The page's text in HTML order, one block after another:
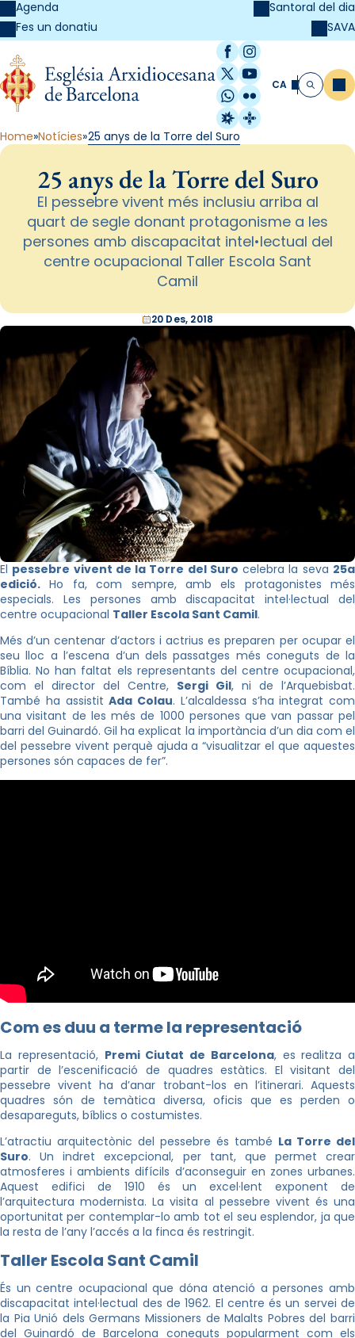
Agenda
Fes un donatiu
Santoral del dia
SAVA
Facebook
Instagram
X / Twitter
YouTube
WhatsApp
Flickr
Radio Estel
Catalunya
CA Cerca
Home Notícies 25 anys de la Torre del Suro
25 anys de la Torre del Suro
El pessebre vivent més inclusiu arriba al
quart de segle donant protagonisme a les
persones amb discapacitat intel•lectual del
centre ocupacional Taller Escola Sant
Camil
20 Des, 2018
El pessebre vivent de la Torre del Suro celebra la seva 25a
edició. Ho fa, com sempre, amb els protagonistes més
especials. Les persones amb discapacitat intel·lectual del
centre ocupacional Taller Escola Sant Camil.
Més d’un centenar d’actors i actrius es preparen per ocupar el
seu lloc a l’escena d’un dels passatges més coneguts de la
Bíblia. No han faltat els representants del centre ocupacional,
com el director del Centre, Sergi Gil, ni de l’Arquebisbat.
També ha assistitAda Colau. L’alcaldessa s’ha integrat com
una visitant de les més de 1000 persones que van passar pel
barri del Guinardó. Gil ha explicat la importància d’un dia com el
del pessebre vivent perquè ajuda a “visualitzar el que aquestes
persones són capaces de fer”.
Com es duu a terme la representació
La representació, Premi Ciutat de Barcelona, es realitza a
partir de l’escenificació de quadres estàtics. El visitant del
pessebre vivent ha d’anar trobant-los en l’itinerari. Aquests
quadres són de temàtica diversa, oficis que es perden o
desapareguts, bíblics o costumistes.
L’atractiu arquitectònic del pessebre és també La Torre del
Suro. Un indret excepcional, per tant, que permet crear
atmosferes i ambients difícils d’aconseguir en zones urbanes.
Aquest edifici de 1910 és un excel·lent exponent de
l’arquitectura modernista. La visita al pessebre vivent és una
oportunitat per contemplar-lo amb tot el seu esplendor, ja que
la resta de l’any l’accés a la finca és restringit.
Taller Escola Sant Camil
És un centre ocupacional que dóna atenció a persones amb
discapacitat intel·lectual des de 1962. El centre és un servei de
la Pia Unió dels Germans Missioners de Malalts Pobres del barri
del Guinardó de Barcelona coneguts popularment com els